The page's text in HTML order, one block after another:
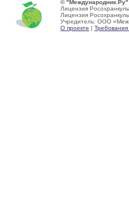
© "Международник.Ру"
Лицензия
Лицензия
Учредитель: ООО
О проекте |